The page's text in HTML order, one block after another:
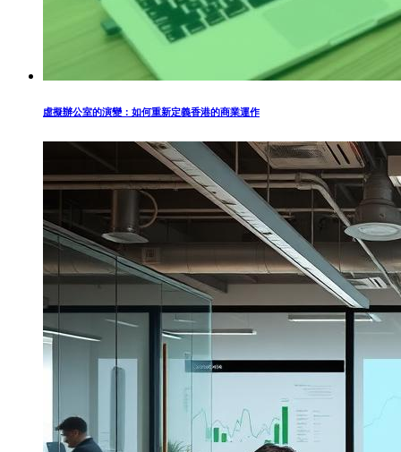
虛擬辦公室的演變：如何重新定義香港的商業運作